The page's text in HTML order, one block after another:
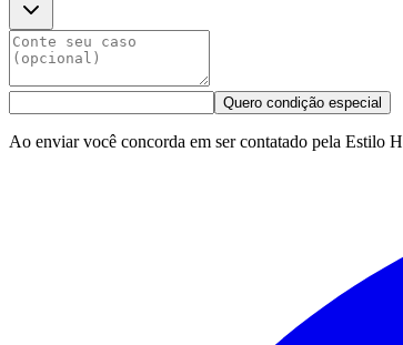
Quero condição especial
Ao enviar você concorda em ser contatado pela Estilo